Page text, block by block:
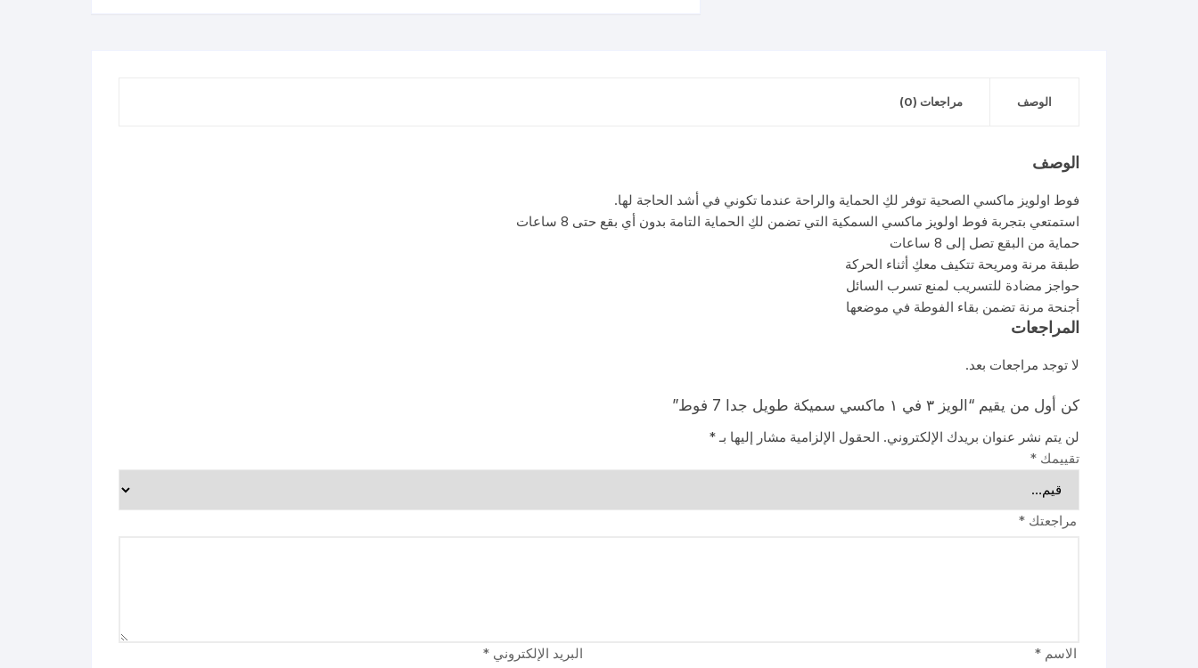
الوصف مراجعات (0)
الوصف
فوط اولويز ماكسي الصحية توفر لكِ الحماية والراحة عندما تكوني في أشد الحاجة لها.
استمتعي بتجربة فوط اولويز ماكسي السمكية التي تضمن لكِ الحماية التامة بدون أي بقع حتى 8 ساعات
حماية من البقع تصل إلى 8 ساعات
طبقة مرنة ومريحة تتكيف معكِ أثناء الحركة
حواجز مضادة للتسريب لمنع تسرب السائل
أجنحة مرنة تضمن بقاء الفوطة في موضعها
المراجعات
لا توجد مراجعات بعد.
كن أول من يقيم “الويز ٣ في ١ ماكسي سميكة طويل جدا 7 فوط”
لن يتم نشر عنوان بريدك الإلكتروني. الحقول الإلزامية مشار إليها بـ*
تقييمك *
مراجعتك *
الاسم * البريد الإلكتروني *